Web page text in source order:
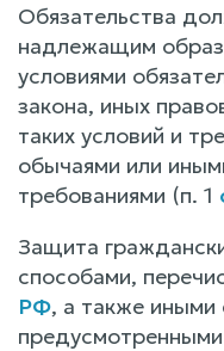
Обязательства
надлежащим
условиями
закона, иных
таких условий и
обычаями или
требованиями (п. 1
Защита
способами,
РФ, а также иными